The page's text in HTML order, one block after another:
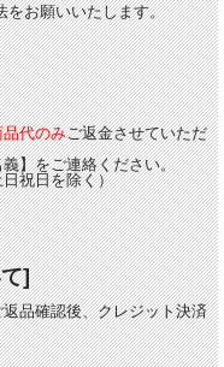
お願いいたします。
品代のみご返金させていただ
】をご連絡ください。
祝日を除く）
]
品確認後、クレジット決済